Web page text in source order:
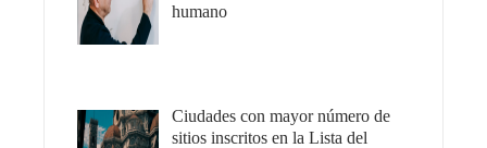
humano
Ciudades con mayor número de
sitios inscritos en la Lista del